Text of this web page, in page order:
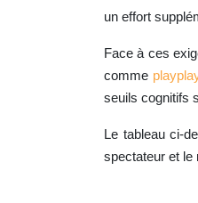
un effort
Face à ces
comme
seuils cognitifs
Le tableau ci-
spectateur et le